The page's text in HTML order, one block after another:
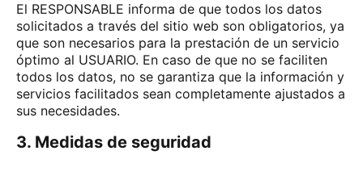
El RESPONSABLE informa de que todos los datos
solicitados a través del sitio web son obligatorios, ya
que son necesarios para la prestación de un servicio
óptimo al USUARIO. En caso de que no se faciliten
todos los datos, no se garantiza que la información y
servicios facilitados sean completamente ajustados a
sus necesidades.
3. Medidas de seguridad